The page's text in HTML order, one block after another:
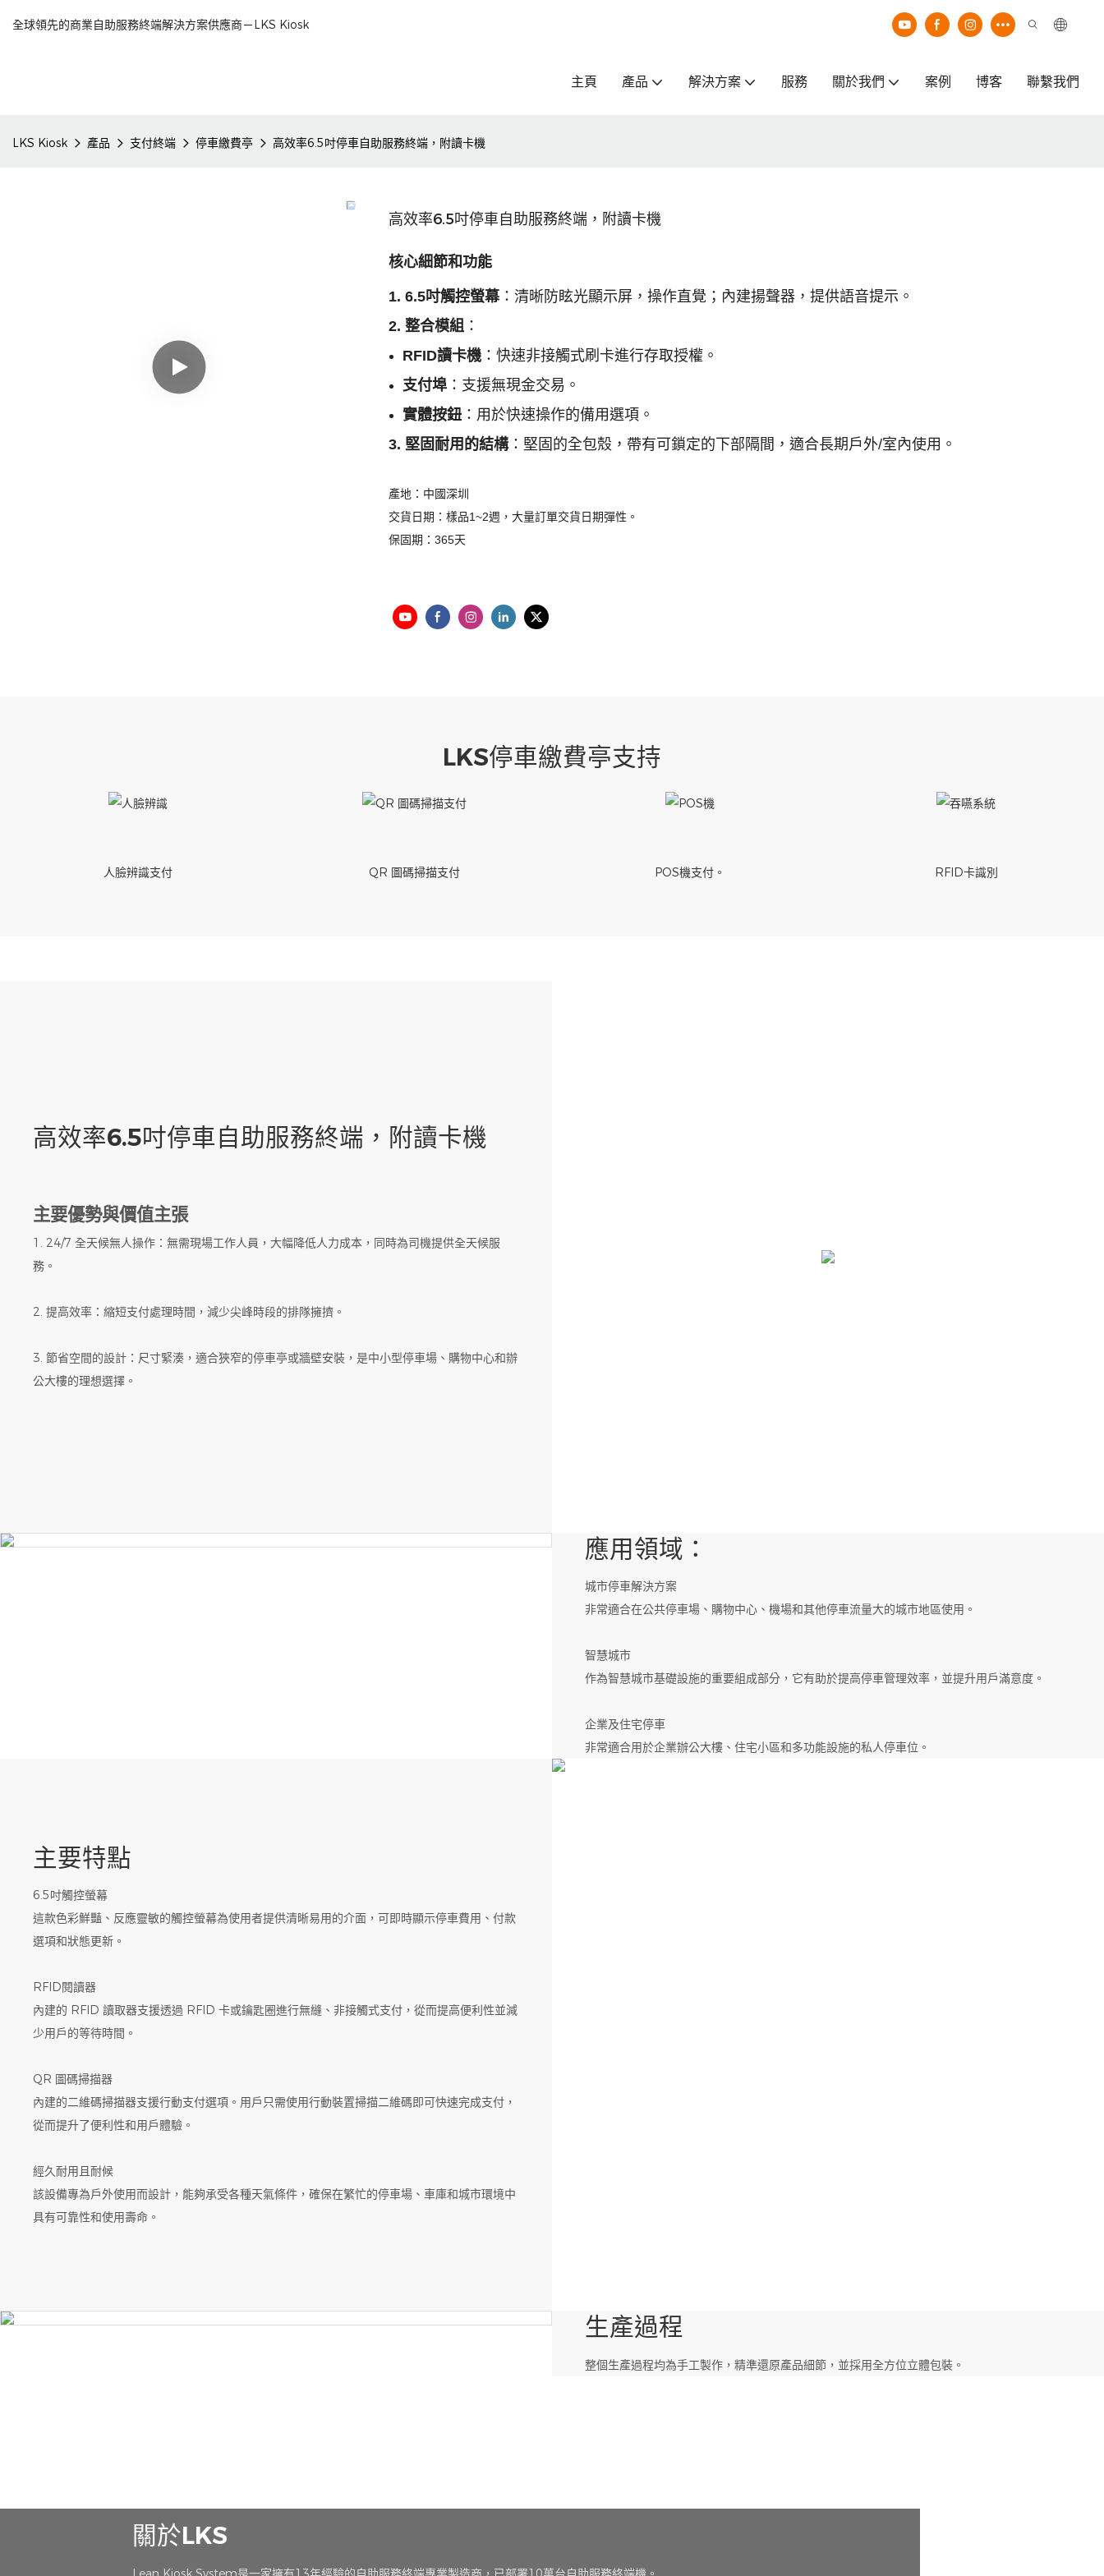
全球領先的商業自助服務終端解決方案供應商－LKS Kiosk
主頁 產品 解決方案 服務 關於我們 案例 博客 聯繫我們
LKS Kiosk 產品 支付終端 停車繳費亭 高效率6.5吋停車自助服務終端，附讀卡機
高效率6.5吋停車自助服務終端，附讀卡機
核心細節和功能
1. 6.5吋觸控螢幕：清晰防眩光顯示屏，操作直覺；內建揚聲器，提供語音提示。
2. 整合模組 ：
RFID讀卡機：快速非接觸式刷卡進行存取授權。
支付埠：支援無現金交易。
實體按鈕：用於快速操作的備用選項。
3. 堅固耐用的結構：堅固的全包殼，帶有可鎖定的下部隔間，適合長期戶外/室內使用。
產地：中國深圳
交貨日期：樣品1~2週，大量訂單交貨日期彈性。
保固期：365天
LKS停車繳費亭支持
人臉辨識支付 QR 圖碼掃描支付 POS機支付。 RFID卡識別
高效率6.5吋停車自助服務終端，附讀卡機
主要優勢與價值主張
1. 24/7 全天候無人操作：無需現場工作人員，大幅降低人力成本，同時為司機提供全天候服
務。
2. 提高效率：縮短支付處理時間，減少尖峰時段的排隊擁擠。
3. 節省空間的設計：尺寸緊湊，適合狹窄的停車亭或牆壁安裝，是中小型停車場、購物中心和辦
公大樓的理想選擇。
應用領域：
城市停車解決方案
非常適合在公共停車場、購物中心、機場和其他停車流量大的城市地區使用。
智慧城市
作為智慧城市基礎設施的重要組成部分，它有助於提高停車管理效率，並提升用戶滿意度。
企業及住宅停車
非常適合用於企業辦公大樓、住宅小區和多功能設施的私人停車位。
主要特點
6.5吋觸控螢幕
這款色彩鮮豔、反應靈敏的觸控螢幕為使用者提供清晰易用的介面，可即時顯示停車費用、付款
選項和狀態更新。
RFID閱讀器
內建的 RFID 讀取器支援透過 RFID 卡或鑰匙圈進行無縫、非接觸式支付，從而提高便利性並減
少用戶的等待時間。
QR 圖碼掃描器
內建的二維碼掃描器支援行動支付選項。用戶只需使用行動裝置掃描二維碼即可快速完成支付，
從而提升了便利性和用戶體驗。
經久耐用且耐候
該設備專為戶外使用而設計，能夠承受各種天氣條件，確保在繁忙的停車場、車庫和城市環境中
具有可靠性和使用壽命。
生產過程
整個生產過程均為手工製作，精準還原產品細節，並採用全方位立體包裝。
關於LKS